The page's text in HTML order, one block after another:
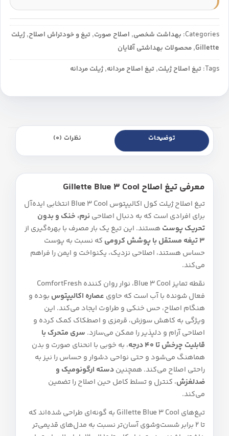
Categories: بهداشت شخصی, اصلاح صورت, تیغ و خودتراش اصلاح, ژیلت
Gillette
, محصولات بهداشتی آقایان
Tags: تیغ اصلاح ژیلت, تیغ اصلاح مردانه, ژیلت مردانه
توضیحات نظرات (0)
معرفی تیغ اصلاح Gillette Blue 3 Cool
تیغ اصلاح ژیلت کول اکالیپتوس Blue 3 Cool انتخابی ایده‌آل
برای افرادی است که به دنبال اصلاحی نرم، خنک و بدون
تحریک پوست هستند. این تیغ یک‌ بار مصرف با بهره‌گیری از
۳ تیغه مستقل با پوشش کرومی
که نسبت به پوست
حساس هستند، اصلاحی نزدیک، یکنواخت و ایمن را فراهم
می‌کند.
نقطه تمایز Blue 3 Cool، نوار روان‌ کننده ComfortFresh
فعال‌ شونده با آب است که حاوی عصاره اکالیپتوس بوده و
هنگام اصلاح، حس خنکی و طراوت ایجاد می‌کند. این
ویژگی به کاهش سوزش، قرمزی و اصطکاک کمک کرده و
اصلاحی آرام و دلپذیر را ممکن می‌سازد. سری متحرک با
قابلیت چرخش تا ۴۰ درجه
، به‌ خوبی با انحنای صورت و بدن
هماهنگ می‌شود و حتی نواحی دشوار و حساس را نیز به‌
راحتی اصلاح می‌کند. همچنیندسته ارگونومیک و
ضدلغزش، کنترل و تسلط کامل حین اصلاح را تضمین
می‌کند.
تیغ‌های Gillette Blue 3 Cool به‌ گونه‌ای طراحی شده‌اند که
تا ۲ برابر شست‌وشوی آسان‌تر نسبت به مدل‌های قدیمی‌تر